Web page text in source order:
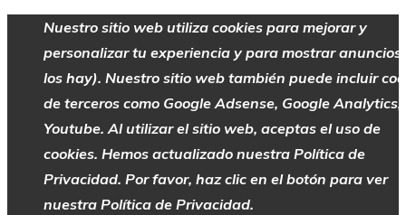
Nuestro sitio web utiliza cookies para mejorar y
personalizar tu experiencia y para mostrar anuncios
los hay). Nuestro sitio web también puede incluir
de terceros como Google Adsense, Google Analytics,
Youtube. Al utilizar el sitio web, aceptas el uso de
cookies. Hemos actualizado nuestra Política de
Privacidad. Por favor, haz clic en el botón para ver
nuestra Política de Privacidad.